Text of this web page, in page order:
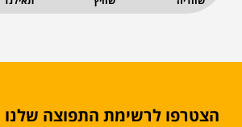
הצטרפו לרשימת התפוצה שלנו